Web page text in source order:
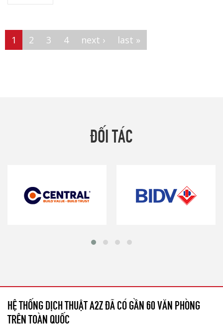
Pages
1 2 3 4 next › last »
ĐỐI TÁC
HỆ THỐNG DỊCH THUẬT A2Z ĐÃ CÓ GẦN 60 VĂN PHÒNG
TRÊN TOÀN QUỐC